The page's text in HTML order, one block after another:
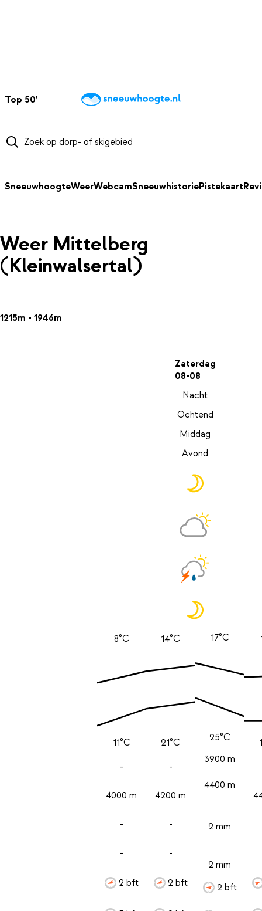
Top 50Webcams WintersportweerKaarten
SneeuwhoogteWeerWebcamSneeuwhistoriePistekaart
Weer Mittelberg
(Kleinwalsertal)
1215m - 1946m
Zaterdag
08-08
Nacht
Ochtend
Middag
Avond
8°C
11°C
-
4000 m
-
-
2 bft
14°C
21°C
-
4200 m
-
-
2 bft
17°C
25°C
3900 m
4400 m
2 mm
2 mm
2 bft